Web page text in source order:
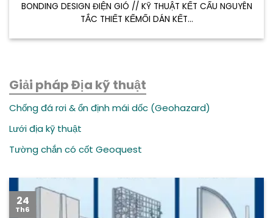
BONDING DESIGN ĐIỆN GIÓ // KỸ THUẬT KẾT CẤU NGUYÊN
TẮC THIẾT KẾMỐI DÁN KẾT...
Giải pháp Địa kỹ thuật
Chống đá rơi & ổn định mái dốc (Geohazard)
Lưới địa kỹ thuật
Tường chắn có cốt Geoquest
24
Th6